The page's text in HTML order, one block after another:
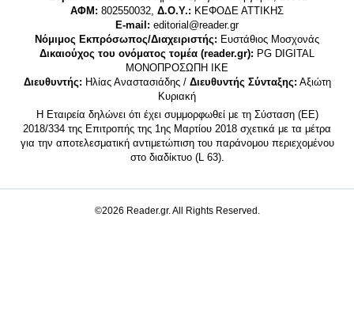
ΑΦΜ: 802550032, Δ.Ο.Υ.: ΚΕΦΟΔΕ ΑΤΤΙΚΗΣ
E-mail: editorial@reader.gr
Νόμιμος Εκπρόσωπος/Διαχειριστής: Ευστάθιος Μοσχονάς
Δικαιούχος του ονόματος τομέα (reader.gr): PG DIGITAL
MONΟΠΡΟΣΩΠΗ ΙΚΕ
Διευθυντής: Ηλίας Αναστασιάδης / Διευθυντής Σύνταξης: Αξιώτη
Κυριακή
Η Εταιρεία δηλώνει ότι έχει συμμορφωθεί με τη Σύσταση (ΕΕ)
2018/334 της Επιτροπής της 1ης Μαρτίου 2018 σχετικά με τα μέτρα
για την αποτελεσματική αντιμετώπιση του παράνομου περιεχομένου
στο διαδίκτυο (L 63).
©2026 Reader.gr. All Rights Reserved.